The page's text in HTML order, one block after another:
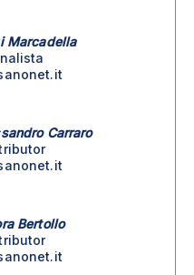
Marcadella
Carraro
Bertollo